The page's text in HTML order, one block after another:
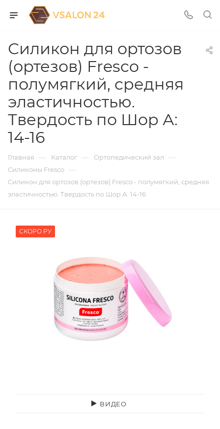
Силикон для ортозов
(ортезов) Fresco -
полумягкий, средняя
эластичностью.
Твердость по Шор А:
14-16
Главная — Каталог — Ортопедический зал —
Силиконы Fresco —
Силикон для ортозов (ортезов) Fresco - полумягкий, средняя
эластичностью. Твердость по Шор А: 14-16
СКОРО РУ
ВИДЕО